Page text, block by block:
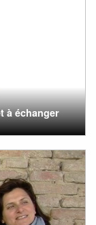
à échanger